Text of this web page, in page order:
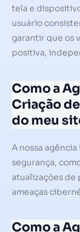
tela e
usuário
garantir que os
positiva,
Como a
Criação
do meu
A nossa
segurança,
atualizações de
ameaças
Como a